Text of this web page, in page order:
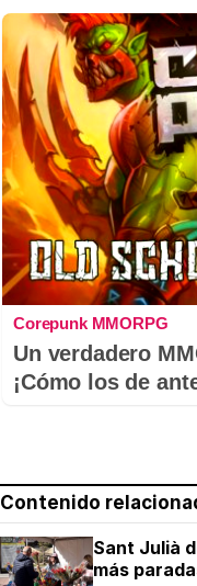
Corepunk MMORPG
Un verdadero
¡Cómo los de
Contenido
Sant Julià
más